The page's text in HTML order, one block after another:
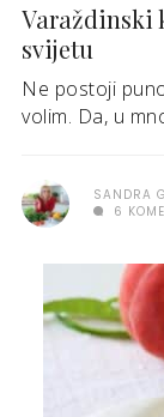
Varaždinski
svijetu
Ne postoji
volim. Da, u
SANDRA
6